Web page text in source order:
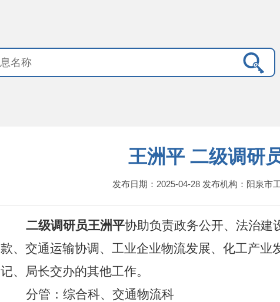
王洲平 二级调研
发布日期：2025-04-28 发布机构：阳泉市
二级调研员王洲平协助负责政务公开、法治建
款、交通运输协调、工业企业物流发展、化工产业
记、局长交办的其他工作。
分管：综合科、交通物流科